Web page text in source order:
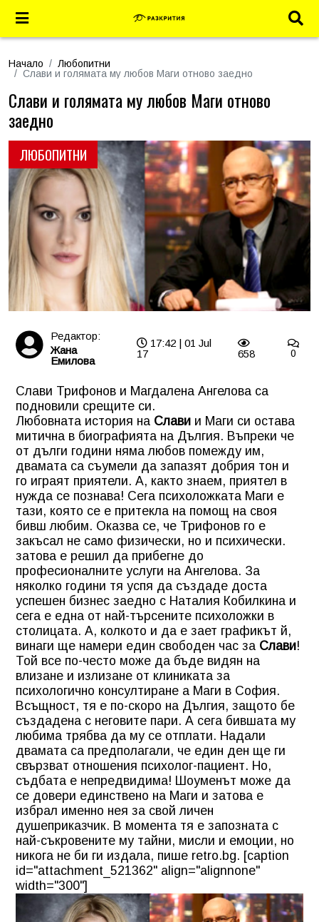
Начало
Любопитни
Слави и голямата му любов Маги отново заедно
ЛЮБОПИТНИ
Слави и голямата му любов Маги отново
заедно
Редактор:
Жана
Емилова
17:42 | 01 Jul
17
658 0
Слави Трифонов и Магдалена Ангелова са
подновили срещите си.
Любовната история на Слави и Маги си остава
митична в биографията на Дългия. Въпреки че
от дълги години няма любов помежду им,
двамата са съумели да запазят добрия тон и
го играят приятели. А, както знаем, приятел в
нужда се познава! Сега психоложката Маги е
тази, която се е притекла на помощ на своя
бивш любим. Оказва се, че Трифонов го е
закъсал не само физически, но и психически.
затова е решил да прибегне до
професионалните услуги на Ангелова. За
няколко години тя успя да създаде доста
успешен бизнес заедно с Наталия Кобилкина и
сега е една от най-търсените психоложки в
столицата. А, колкото и да е зает графикът й,
винаги ще намери един свободен час за Слави!
Той все по-често може да бъде видян на
влизане и излизане от клиниката за
психологично консултиране а Маги в София.
Всъщност, тя е по-скоро на Дългия, защото бе
създадена с неговите пари. А сега бившата му
любима трябва да му се отплати. Надали
двамата са предполагали, че един ден ще ги
свързват отношения психолог-пациент. Но,
съдбата е непредвидима! Шоуменът може да
се довери единствено на Маги и затова е
избрал именно нея за свой личен
душеприказчик. В момента тя е запозната с
най-съкровените му тайни, мисли и емоции, но
никога не би ги издала, пише retro.bg. [caption
id="attachment_521362" align="alignnone"
width="300"]